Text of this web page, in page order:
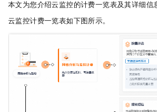
本文为您介绍云监控的计费一览表及其详细信
云监控计费一览表如下图所示。